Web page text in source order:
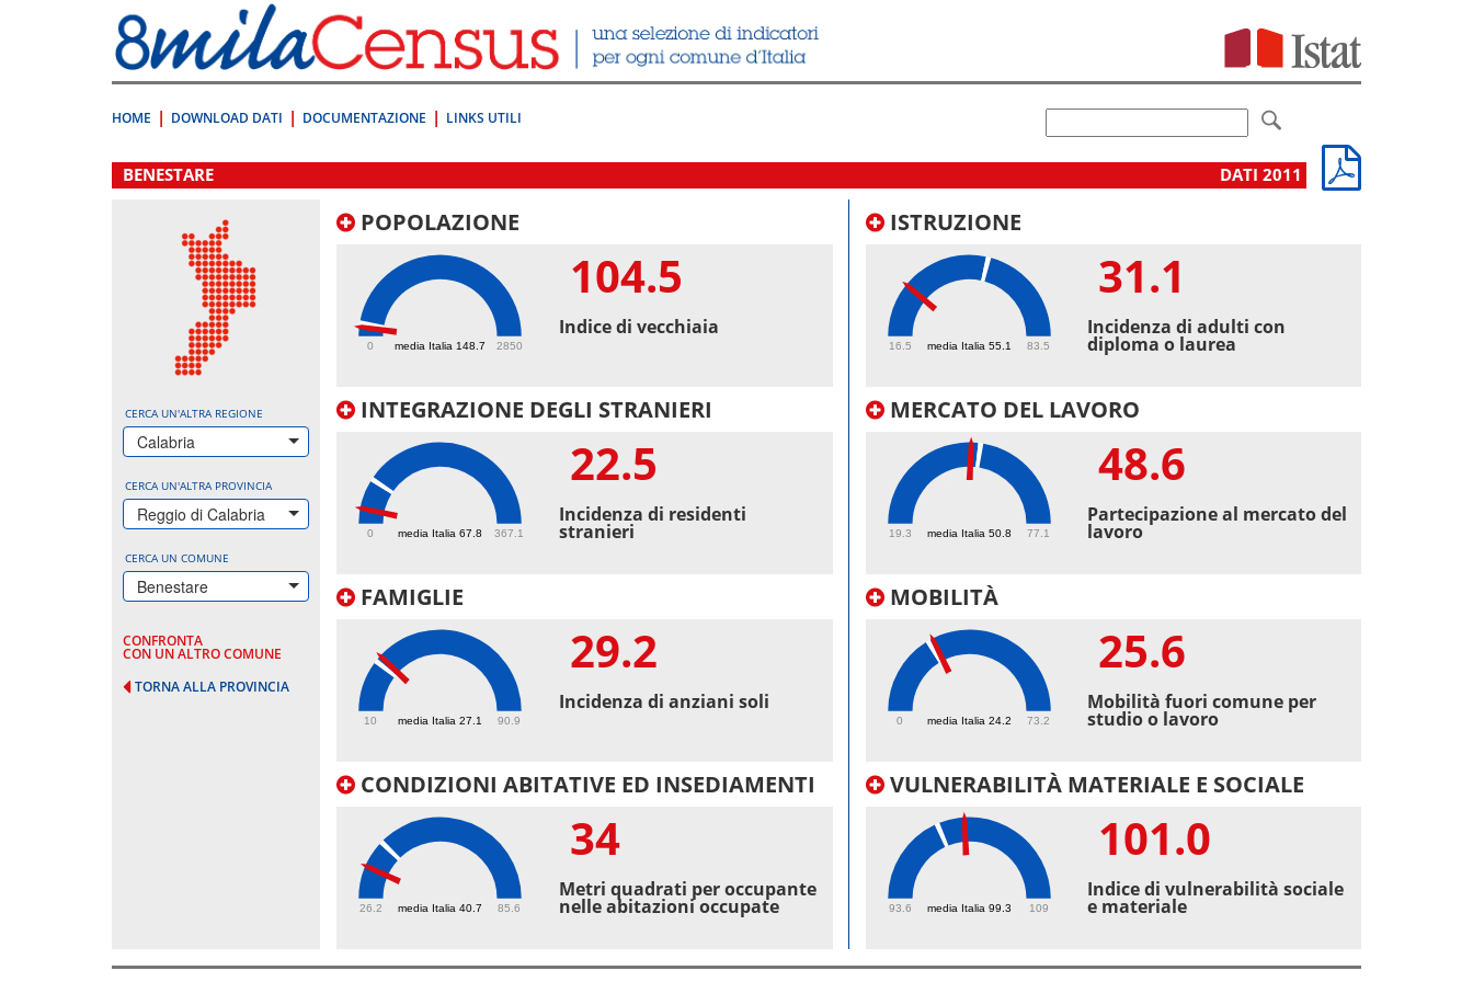
direttamente
a:
Contenuto
HOME DOWNLOAD DATI DOCUMENTAZIONE LINKS UTILI
.
BENESTARE DATI 2011
CERCA UN'ALTRA REGIONE
Calabria
CERCA UN'ALTRA PROVINCIA
Reggio di Calabria
CERCA UN COMUNE
Benestare
CONFRONTA
CON UN ALTRO COMUNE
TORNA ALLA PROVINCIA
POPOLAZIONE
media Italia 148.7
0 2850
104.5
Indice di vecchiaia
INTEGRAZIONE DEGLI STRANIERI
media Italia 67.8
0 367.1
22.5
Incidenza di residenti
stranieri
FAMIGLIE
media Italia 27.1
10 90.9
29.2
Incidenza di anziani soli
CONDIZIONI ABITATIVE ED INSEDIAMENTI
media Italia 40.7
26.2 85.6
34
Metri quadrati per occupante
nelle abitazioni occupate
ISTRUZIONE
media Italia 55.1
16.5 83.5
31.1
Incidenza di adulti con
diploma o laurea
MERCATO DEL LAVORO
media Italia 50.8
19.3 77.1
48.6
Partecipazione al mercato del
lavoro
MOBILITÀ
media Italia 24.2
0 73.2
25.6
Mobilità fuori comune per
studio o lavoro
VULNERABILITÀ MATERIALE E SOCIALE
media Italia 99.3
93.6 109
101.0
Indice di vulnerabilità sociale
e materiale